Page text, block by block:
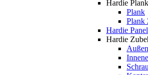
Hardie Plank
Plank
Plank
Hardie Panel
Hardie